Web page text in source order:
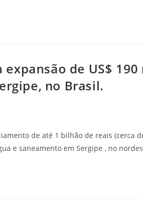
expansão de US$
no Brasil.
de até 1 bilhão de reais (cerca
e saneamento em Sergipe , no